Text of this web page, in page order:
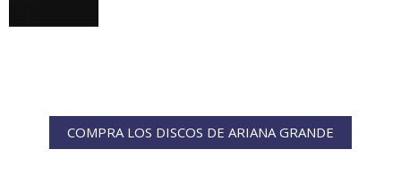
COMPRA LOS DISCOS DE ARIANA GRANDE